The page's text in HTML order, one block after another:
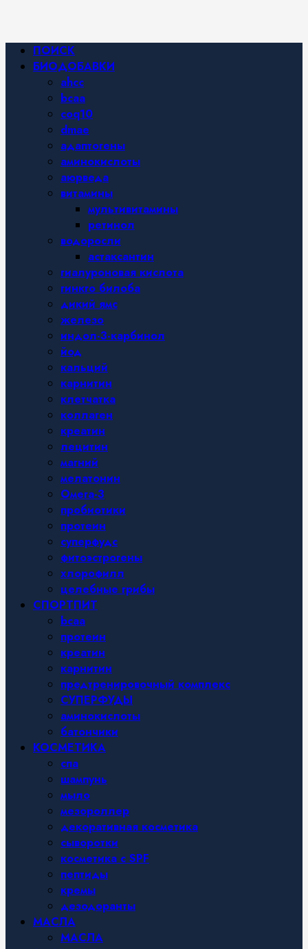
Основное
меню
ПОИСК
БИОДОБАВКИ
ahcc
bcaa
coq10
dmae
адаптогены
аминокислоты
аюрведа
витамины
мультивитамины
ретинол
водоросли
астаксантин
гиалуроновая кислота
гинкго билоба
дикий ямс
железо
индол-3-карбинол
йод
кальций
карнитин
клетчатка
коллаген
креатин
лецитин
магний
мелатонин
Омега-3
пробиотики
протеин
суперфудс
фитоэстрогены
хлорофилл
целебные грибы
СПОРТПИТ
bcaa
протеин
креатин
карнитин
предтренировочный комплекс
СУПЕРФУДЫ
аминокислоты
батончики
КОСМЕТИКА
спа
шампунь
мыло
мезороллер
декоративная косметика
сыворотки
косметика с SPF
пептиды
кремы
дезодоранты
МАСЛА
МАСЛА